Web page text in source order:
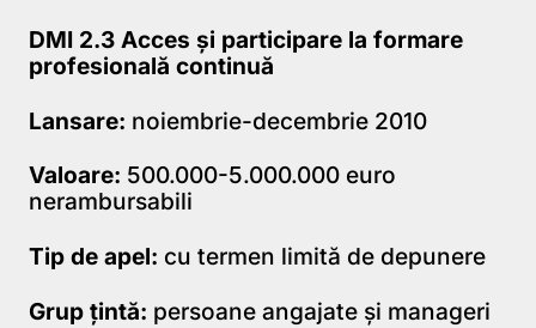
DMI 2.3 Acces și participare la formare
profesională continuă
Lansare: noiembrie-decembrie 2010
Valoare: 500.000-5.000.000 euro
nerambursabili
Tip de apel: cu termen limită de depunere
Grup țintă: persoane angajate și manageri